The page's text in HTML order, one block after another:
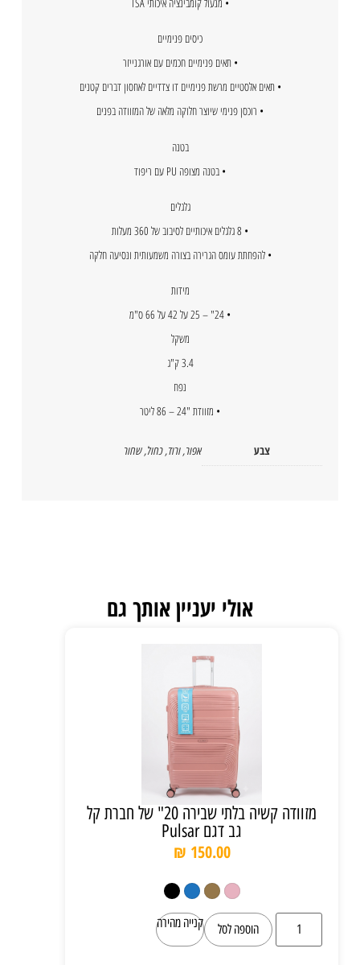
כיסים פנימיים
• תאים פנימיים חכמים עם אורגנייזר
• תאים אלסטיים מרשת פנימיים דו צדדיים לאחסון דברים קטנים
• רוכסן פנימי שיוצר חלוקה מלאה של המזוודה בפנים
בטנה
• בטנה מצופה PU עם ריפוד
גלגלים
• 8 גלגלים איכותיים לסיבוב של 360 מעלות
• להפחתת עומס הגרירה בצורה משמעותית ונסיעה חלקה
מידות
• 24" – 25 על 42 על 66 ס"מ
משקל
3.4 ק"ג
נפח
• מזוודת "24 – 86 ליטר
צבע אפור,ורוד,כחול,שחור
אולי יעניין אותך גם
מזוודה קשיה בלתי שבירה 20" של חברת קל
גב דגם Pulsar
₪ 150.00
הוספה לסל קנייה מהירה